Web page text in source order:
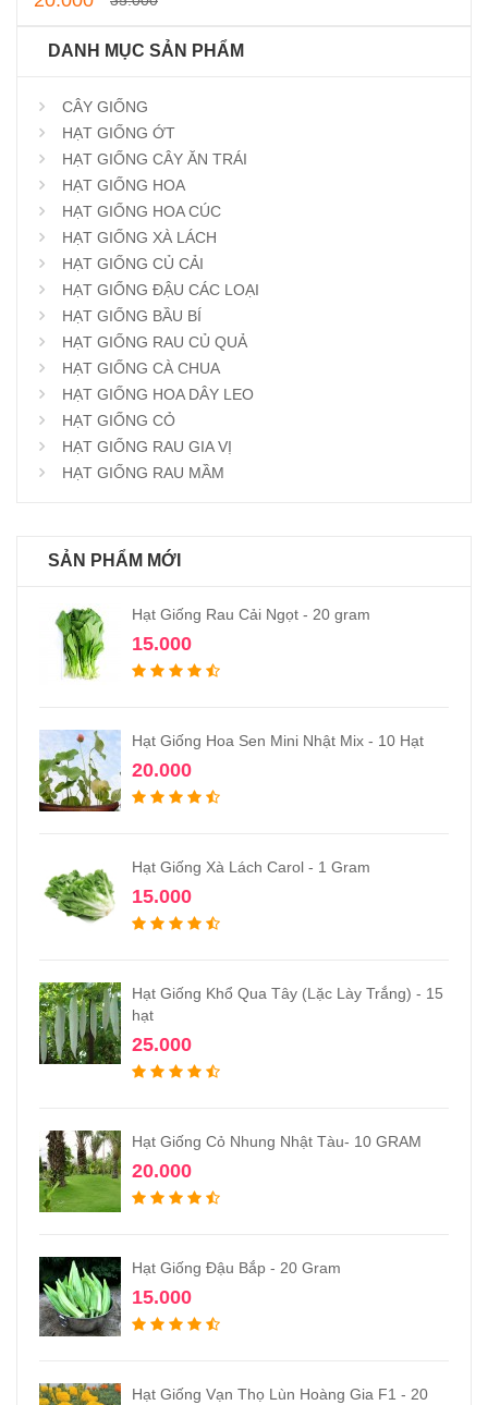
DANH MỤC SẢN PHẨM
CÂY GIỐNG
HẠT GIỐNG ỚT
HẠT GIỐNG CÂY ĂN TRÁI
HẠT GIỐNG HOA
HẠT GIỐNG HOA CÚC
HẠT GIỐNG XÀ LÁCH
HẠT GIỐNG CỦ CẢI
HẠT GIỐNG ĐẬU CÁC LOẠI
HẠT GIỐNG BẦU BÍ
HẠT GIỐNG RAU CỦ QUẢ
HẠT GIỐNG CÀ CHUA
HẠT GIỐNG HOA DÂY LEO
HẠT GIỐNG CỎ
HẠT GIỐNG RAU GIA VỊ
HẠT GIỐNG RAU MẦM
SẢN PHẨM MỚI
Hạt Giống Rau Cải Ngọt - 20 gram
15.000
Hạt Giống Hoa Sen Mini Nhật Mix - 10 Hạt
20.000
Hạt Giống Xà Lách Carol - 1 Gram
15.000
Hạt Giống Khổ Qua Tây (Lặc Lày Trắng) - 15
hạt
25.000
Hạt Giống Cỏ Nhung Nhật Tàu- 10 GRAM
20.000
Hạt Giống Đậu Bắp - 20 Gram
15.000
Hạt Giống Vạn Thọ Lùn Hoàng Gia F1 - 20